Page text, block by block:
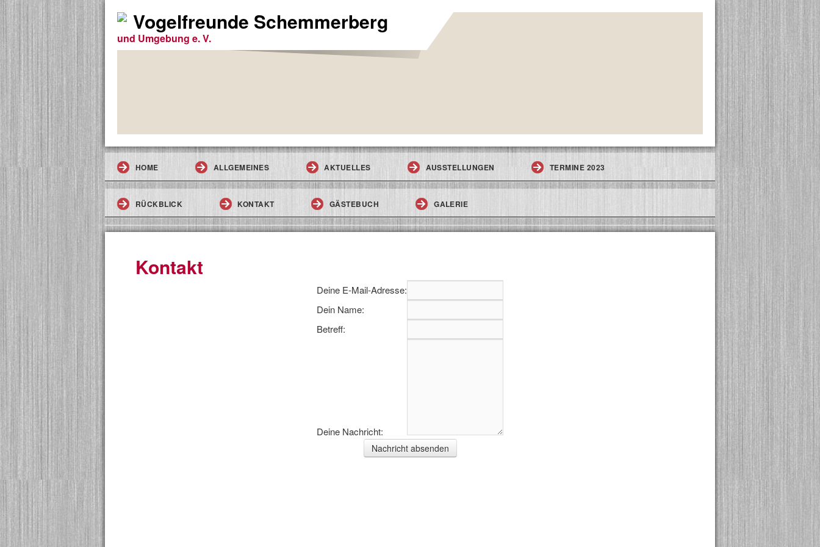
Vogelfreunde Schemmerberg
und Umgebung e. V.
HOME ALLGEMEINES AKTUELLES AUSSTELLUNGEN TERMINE 2023
RÜCKBLICK KONTAKT GÄSTEBUCH GALERIE
Kontakt
Deine E-Mail-Adresse:
Dein Name:
Betreff:
Deine Nachricht: